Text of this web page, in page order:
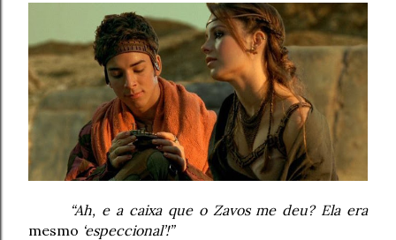
“Ah, e a caixa que o Zavos me deu? Ela era
mesmo ‘especcional’!”